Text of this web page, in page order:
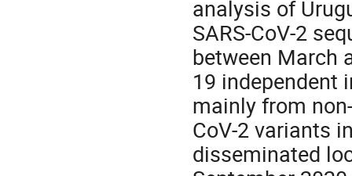
analysis of
SARS-CoV-2
between March
19 independent
mainly from
CoV-2 variants
disseminated